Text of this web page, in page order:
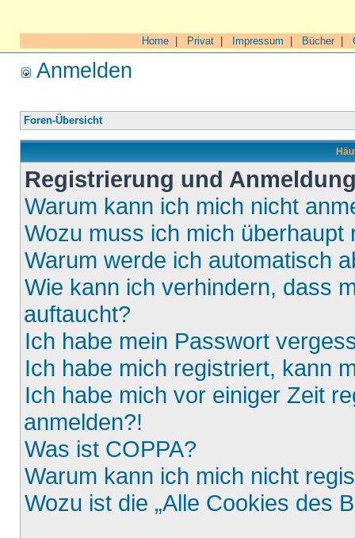
Home Privat Impressum Bücher|
Anmelden
Foren-Übersicht
Registrierung und
Warum kann ich mich nicht
Wozu muss ich mich überhaupt
Warum werde ich automatisch
Wie kann ich verhindern, dass
auftaucht?
Ich habe mein Passwort
Ich habe mich registriert, kann
Ich habe mich vor einiger Zeit
anmelden?!
Was ist COPPA?
Warum kann ich mich nicht
Wozu ist die „Alle Cookies des